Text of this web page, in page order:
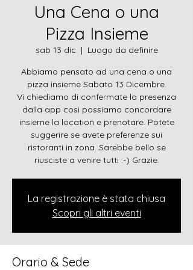
Una Cena o una
Pizza Insieme
sab 13 dic
  |
Luogo da definire
Abbiamo pensato ad una cena o una
pizza insieme Sabato 13 Dicembre.
Vi chiediamo di confermate la presenza
dalla app cosi possiamo concordare
insieme la location e prenotare. Potete
suggerire se avete preferenze sui
ristoranti in zona. Sarebbe bello se
riusciste a venire tutti :-) Grazie.
La registrazione è stata chiusa
Scopri gli altri eventi
Orario & Sede